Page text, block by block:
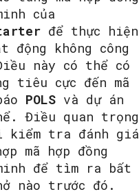
của
để thực hiện
động không công
này có thể có
tiêu cực đến mã
POLS và dự án
Điều quan trọng
kiểm tra đánh giá
mã hợp đồng
để tìm ra bất
nào trước đó.